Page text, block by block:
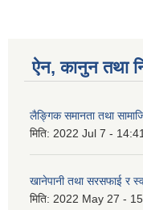
ऐन, कानुन तथा
लैङ्गिक समानता तथा
मिति: 2022 Jul 7 -
खानेपानी तथा सरसफाई र
मिति: 2022 May 27 -